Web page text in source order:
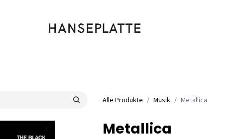
Alle Produkte Musik Metallica
Metallica